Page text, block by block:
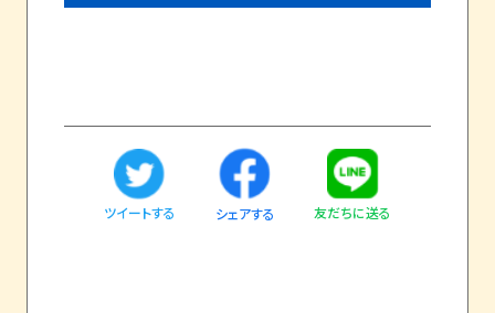
ツイートする シェアする 友だちに送る